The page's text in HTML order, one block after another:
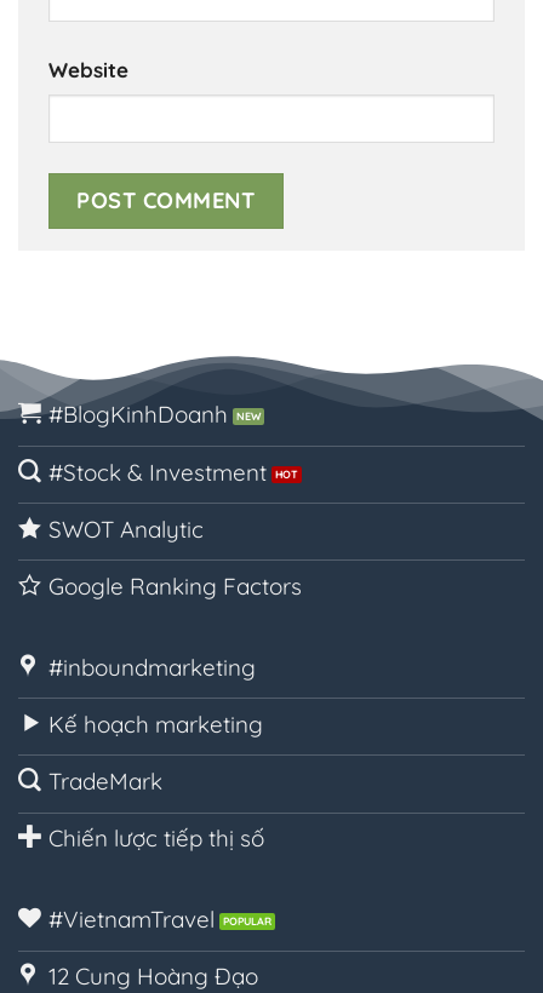
Website
#BlogKinhDoanh
#Stock & Investment
SWOT Analytic
Google Ranking Factors
#inboundmarketing
Kế hoạch marketing
TradeMark
Chiến lược tiếp thị số
#VietnamTravel
12 Cung Hoàng Đạo